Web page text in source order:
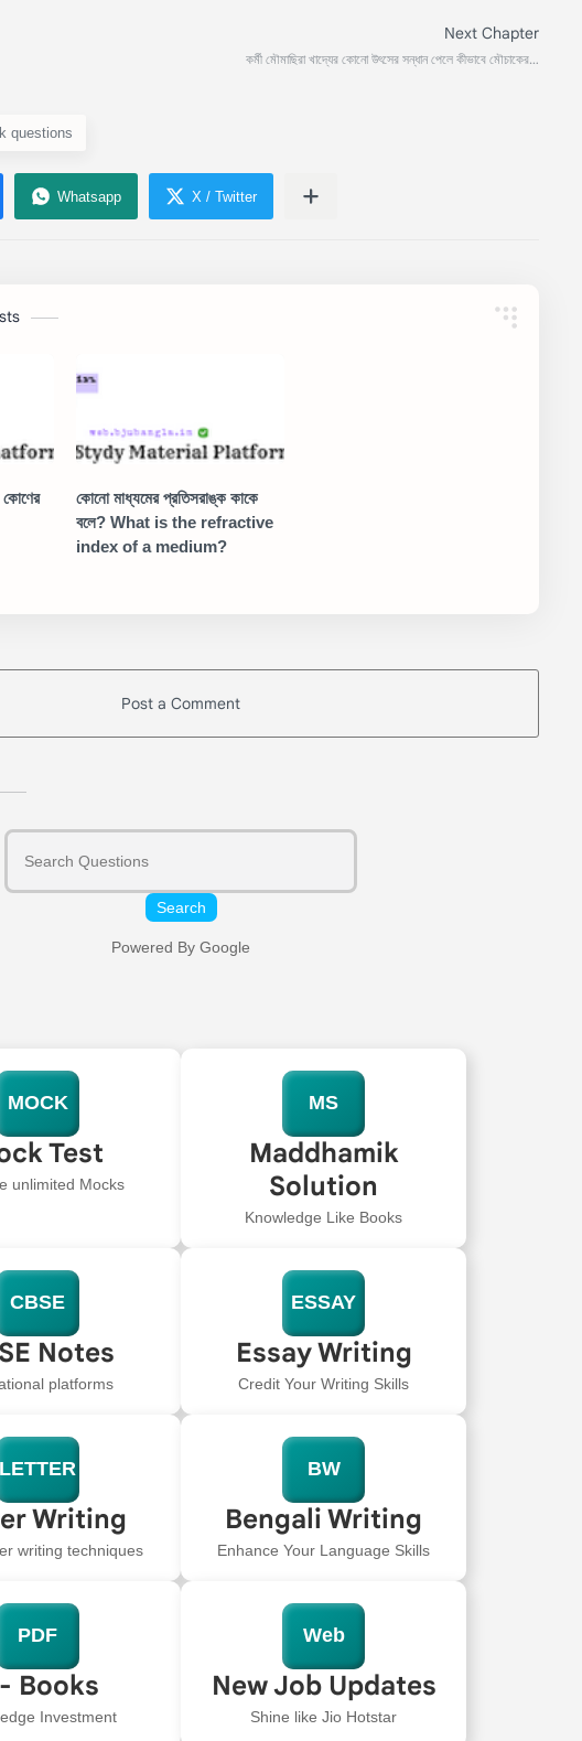
questions
কোনো মাধ্যমের প্রতিসরাঙ্ক কাকে
বলে? What is the refractive
index of a medium?
Post a Comment
Search
Powered By Google
MOCK
Test
unlimited Mocks
MS
Maddhamik
Solution
Knowledge Like Books
CBSE
Notes
platforms
ESSAY
Essay Writing
Credit Your Writing Skills
LETTER
Writing
writing techniques
BW
Bengali Writing
Enhance Your Language Skills
PDF
Books
Investment
Web
New Job Updates
Shine like Jio Hotstar